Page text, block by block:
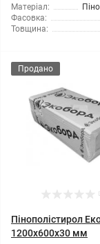
Матеріал:
Фасовка:
Товщина:
Продано
Пінополістирол
1200x600x30 мм